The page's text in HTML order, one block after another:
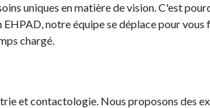
uniques en matière de vision. C'est
notre équipe se déplace pour
chargé.
et contactologie. Nous proposons des